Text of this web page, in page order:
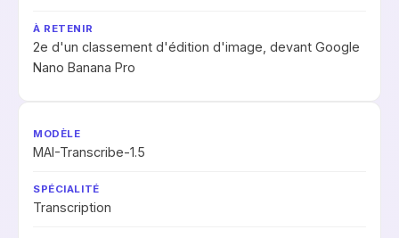
2e d'un classement d'édition d'image, devant Google
Nano Banana Pro
MAI-Transcribe-1.5
Transcription